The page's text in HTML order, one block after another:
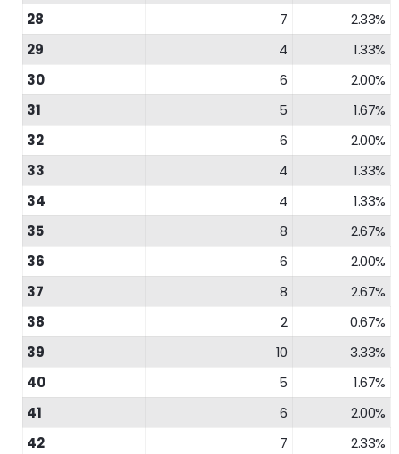
28
7
2.33%
29
4
1.33%
30
6
2.00%
31
5
1.67%
32
6
2.00%
33
4
1.33%
34
4
1.33%
35
8
2.67%
36
6
2.00%
37
8
2.67%
38
2
0.67%
39
10
3.33%
40
5
1.67%
41
6
2.00%
42
7
2.33%